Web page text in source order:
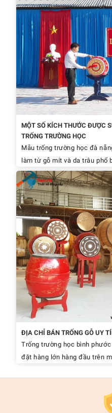
MỘT SỐ KÍCH THƯỚC ĐƯỢC
TRỐNG TRƯỜNG HỌC
Mẫu trống trường học đà
làm từ gỗ mít và da trâu phổ
ĐỊA CHỈ BÁN TRỐNG GỖ UY
Trống trường học bình
đặt hàng lớn hàng đầu trên